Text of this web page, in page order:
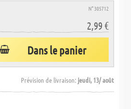
N° 305712
2,99 €
Dans le panier
Prévision de livraison: jeudi, 13/ août